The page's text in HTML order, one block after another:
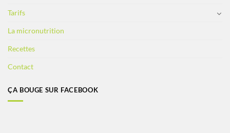
Tarifs
La micronutrition
Recettes
Contact
ÇA BOUGE SUR FACEBOOK